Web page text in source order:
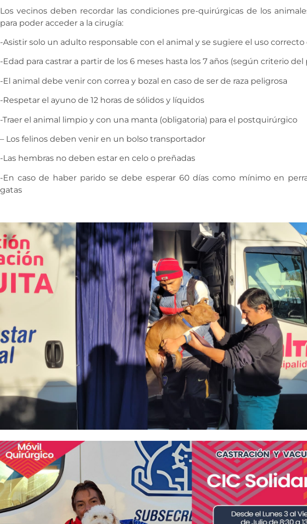
Los vecinos deben recordar las condiciones pre-quirúrgicas de los
para poder acceder a la cirugía:
-Asistir solo un adulto responsable con el animal y se sugiere el uso
-Edad para castrar a partir de los 6 meses hasta los 7 años (según criterio del
-El animal debe venir con correa y bozal en caso de ser de raza peligrosa
-Respetar el ayuno de 12 horas de sólidos y líquidos
-Traer el animal limpio y con una manta (obligatoria) para el postquirúrgico
– Los felinos deben venir en un bolso transportador
-Las hembras no deben estar en celo o preñadas
-En caso de haber parido se debe esperar 60 días como mínimo en
gatas